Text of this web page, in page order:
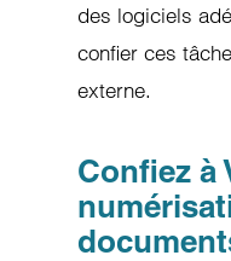
des logiciels
confier ces
externe.
Confiez à